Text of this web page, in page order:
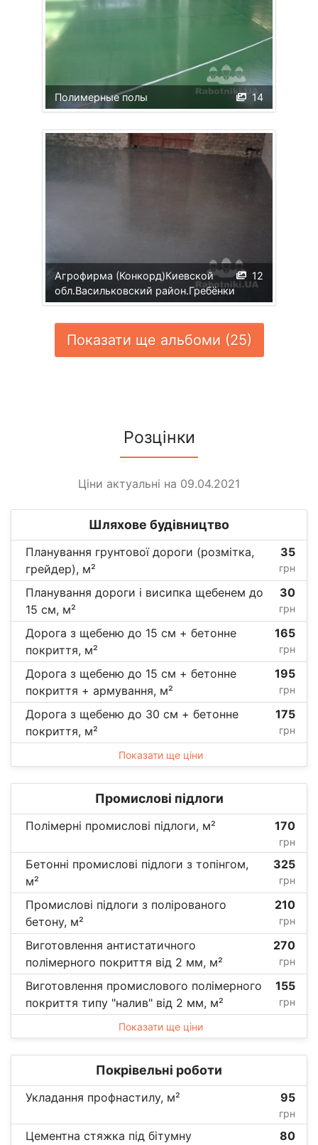
14
Полимерные полы
12
Агрофирма (Конкорд)Киевской
обл.Васильковский район.Гребёнки
Показати ще альбоми (25)
Розцінки
Ціни актуальні на 09.04.2021
Шляхове будівництво
Планування грунтової дороги (розмітка,
грейдер), м²
35
грн
Планування дороги і висипка щебенем до
15 см, м²
30
грн
Дорога з щебеню до 15 см + бетонне
покриття, м²
165
грн
Дорога з щебеню до 15 см + бетонне
покриття + армування, м²
195
грн
Дорога з щебеню до 30 см + бетонне
покриття, м²
175
грн
Показати ще ціни
Промислові підлоги
Полімерні промислові підлоги, м² 170
грн
Бетонні промислові підлоги з топінгом,
м²
325
грн
Промислові підлоги з полірованого
бетону, м²
210
грн
Виготовлення антистатичного
полімерного покриття від 2 мм, м²
270
грн
Виготовлення промислового полімерного
покриття типу "налив" від 2 мм, м²
155
грн
Показати ще ціни
Покрівельні роботи
Укладання профнастилу, м² 95
грн
Цементна стяжка під бітумну
80